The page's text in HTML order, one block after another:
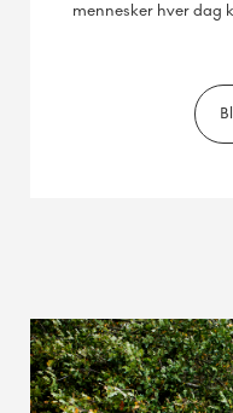
mennesker hver dag